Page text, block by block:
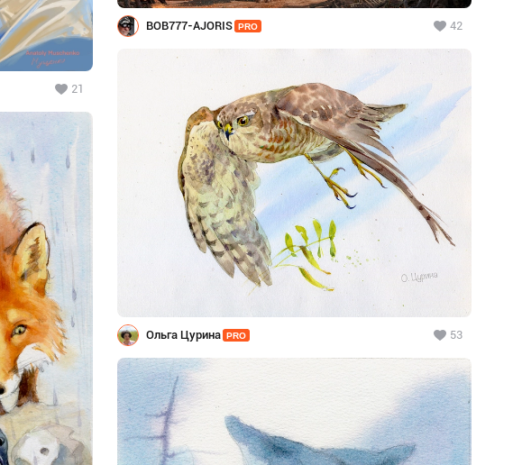
21
BOB777-AJORIS PRO 42
Ольга Цурина PRO 53